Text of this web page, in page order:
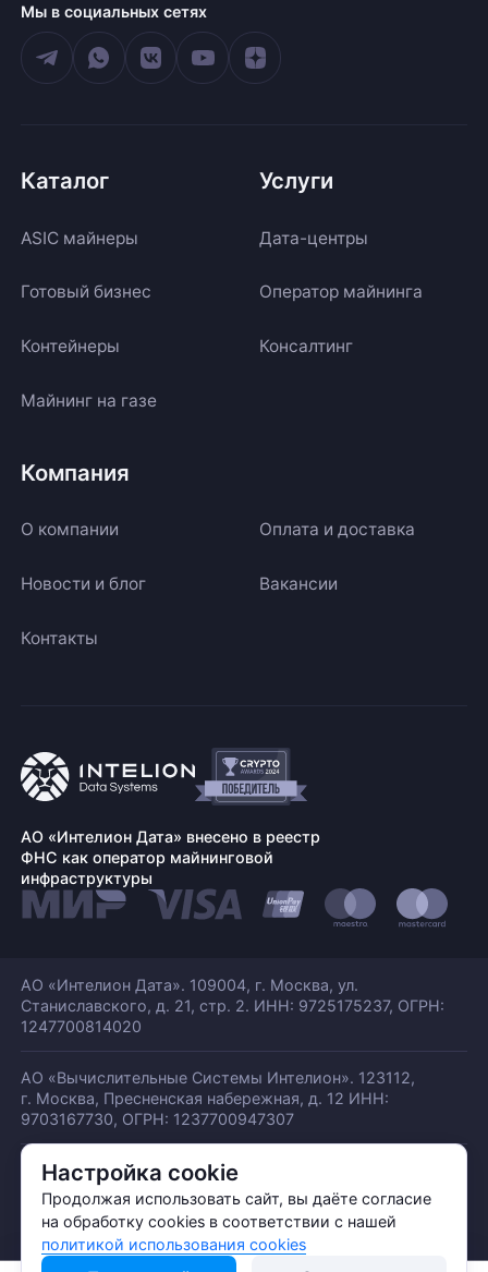
Настройка cookie
Продолжая использовать сайт, вы даёте согласие
на обработку cookies в соответствии с нашей
политикой использования cookies
Мы в социальных сетях
Каталог
ASIC майнеры
Готовый бизнес
Контейнеры
Майнинг на газе
Услуги
Дата-центры
Оператор майнинга
Консалтинг
Компания
О компании Оплата и доставка
Новости и блог Вакансии
Контакты
АО «Интелион Дата» внесено в реестр
ФНС как оператор майнинговой
инфраструктуры
АО «Интелион Дата». 109004, г. Москва, ул.
Станиславского, д. 21, стр. 2. ИНН: 9725175237, ОГРН:
1247700814020
АО «Вычислительные Системы Интелион». 123112,
г. Москва, Пресненская набережная, д. 12 ИНН:
9703167730, ОГРН: 1237700947307
© АО «ИНТЕЛИОН ДАТА» 2026
Политика обработки ПДн
Политика конфиденциальности
Политика использования куки